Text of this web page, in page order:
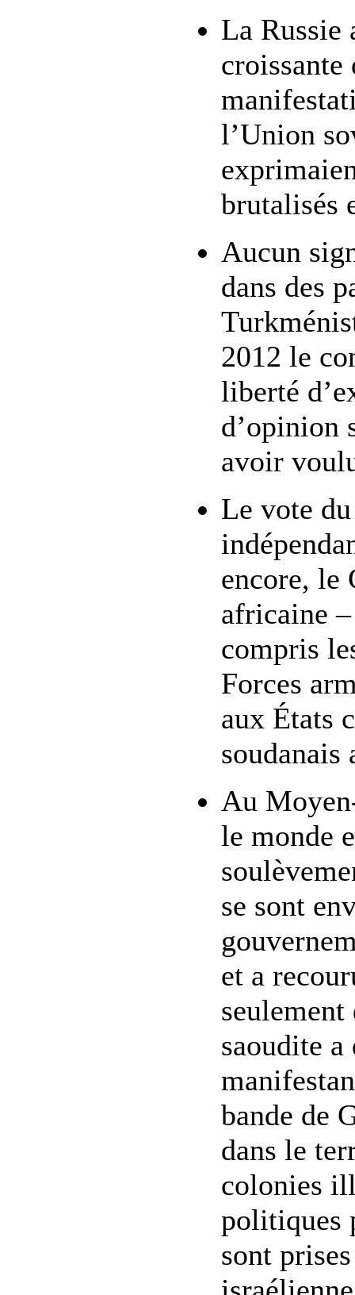
La Russie
l’Union
brutalisés
Aucun
dans des
2012 le
liberté
d’opinion
avoir
Le vote
encore, le
africaine
compris
Forces
aux États
soudanais
Au
le monde
se sont
et a
seulement
saoudite a
bande de
dans le
colonies
politiques
sont